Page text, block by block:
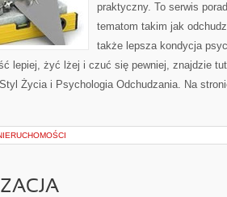
praktyczny. To serwis
tematom takim jak
także lepsza kondycja
lepiej, żyć lżej i czuć się pewniej, znajdzie
Życia i Psychologia Odchudzania. Na